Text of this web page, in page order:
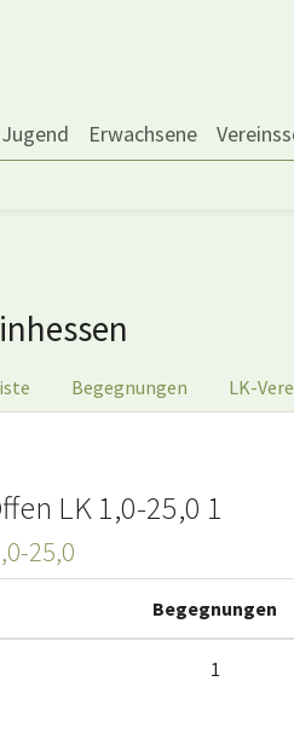
Jugend Erwachsene
Begegnungen LK-
LK 1,0-25,0 1
25,0
Begegnungen
1